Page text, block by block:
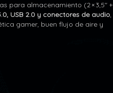
para almacenamiento (2 × 3,5″ +
USB 2.0 y conectores de audio,
gamer, buen flujo de aire y